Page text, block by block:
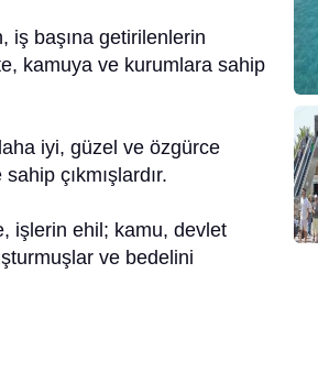
iş başına getirilenlerin
kamuya ve kurumlara sahip
iyi, güzel ve özgürce
çıkmışlardır.
işlerin ehil; kamu, devlet
ve bedelini